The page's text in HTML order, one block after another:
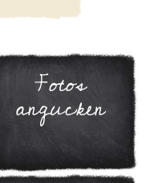
Fotos
angucken